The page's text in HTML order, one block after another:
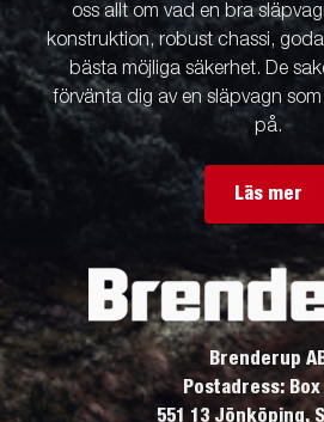
oss allt om vad en bra
konstruktion, robust chassi,
bästa möjliga säkerhet. De
förvänta dig av en släpvagn
på.
Läs mer
Brenderup
Postadress: Box
551 13 Jönköping,